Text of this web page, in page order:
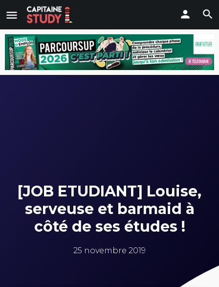
[JOB ETUDIANT] Louise,
serveuse et barmaid à
côté de ses études !
25 novembre 2019